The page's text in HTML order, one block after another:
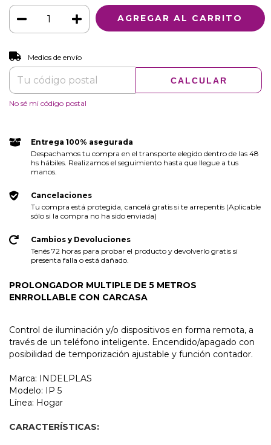
Entregas para el CP:
Medios de envío
CALCULAR
No sé mi código postal
Entrega 100% asegurada
Despachamos tu compra en el transporte elegido dentro de las 48
hs hábiles. Realizamos el seguimiento hasta que llegue a tus
manos.
Cancelaciones
Tu compra está protegida, cancelá gratis si te arrepentís (Aplicable
sólo si la compra no ha sido enviada)
Cambios y Devoluciones
Tenés 72 horas para probar el producto y devolverlo gratis si
presenta falla o está dañado.
PROLONGADOR MULTIPLE DE 5 METROS
ENRROLLABLE CON CARCASA
Control de iluminación y/o dispositivos en forma remota, a
través de un teléfono inteligente. Encendido/apagado con
posibilidad de temporización ajustable y función contador.
Marca: INDELPLAS
Modelo: IP 5
Línea: Hogar
CARACTERÍSTICAS: